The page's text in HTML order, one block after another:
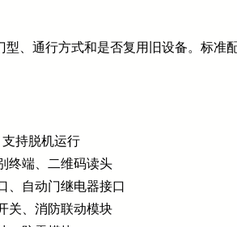
、通行方式和是否复用旧设备。标准
持脱机运行
终端、二维码读头
、自动门继电器接口
关、消防联动模块